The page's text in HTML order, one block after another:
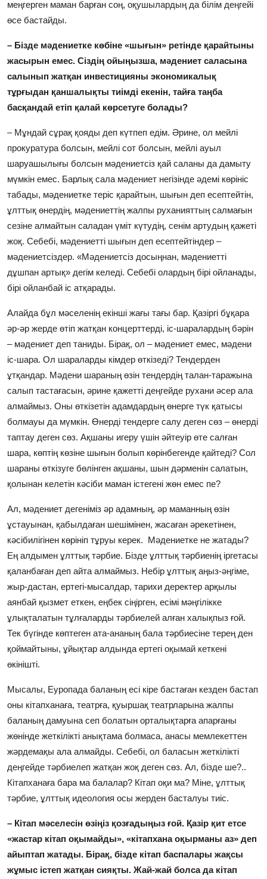
меңгерген маман барған соң, оқушылардың да білім деңгейі
өсе бастайды.
– Бізде мәдениетке көбіне «шығын» ретінде қарайтыны
жасырын емес. Сіздің ойыңызша, мәдениет саласына
салынып жатқан инвестицияны экономикалық
тұрғыдан қаншалықты тиімді екенін, тайға таңба
басқандай етіп қалай көрсетуге болады?
– Мұндай сұрақ қояды деп күтпеп едім. Әрине, ол мейлі
прокуратура болсын, мейлі сот болсын, мейлі ауыл
шаруашылығы болсын мәдениетсіз қай саланы да дамыту
мүмкін емес. Барлық сала мәдениет негізінде әдемі көрініс
табады, мәдениетке теріс қарайтын, шығын деп есептейтін,
ұлттық өнердің, мәдениеттің жалпы руханияттың салмағын
сезіне алмайтын саладан үміт күтудің, сенім артудың қажеті
жоқ. Себебі, мәдениетті шығын деп есептейтіндер –
мәдениетсіздер. «Мәдениетсіз досыңнан, мәдениетті
дұшпан артық» дегім келеді. Себебі олардың бірі ойланады,
бірі ойланбай іс атқарады.
Алайда бұл мәселенің екінші жағы тағы бар. Қазіргі бұқара
әр-әр жерде өтіп жатқан концерттерді, іс-шаралардың бәрін
– мәдениет деп таниды. Бірақ, ол – мәдениет емес, мәдени
іс-шара. Ол шараларды кімдер өткізеді? Тендерден
ұтқандар. Мәдени шараның өзін тендердің талан-таражына
салып тастағасын, әрине қажетті деңгейде рухани әсер ала
алмаймыз. Оны өткізетін адамдардың өнерге түк қатысы
болмауы да мүмкін. Өнерді тендерге салу деген сөз – өнерді
таптау деген сөз. Ақшаны игеру үшін әйтеуір өте салған
шара, көптің көзіне шығын болып көрінбегенде қайтеді? Сол
шараны өткізуге бөлінген ақшаны, шын дәрменін салатын,
қолынан келетін кәсіби маман істегені жөн емес пе?
Ал, мәдениет дегеніміз әр адамның, әр маманның өзін
ұстауынан, қабылдаған шешімінен, жасаған әрекетінен,
кәсібилігінен көрініп тұруы керек. Мәдениетке не жатады?
Ең алдымен ұлттық тәрбие. Бізде ұлттық тәрбиенің іргетасы
қаланбаған деп айта алмаймыз. Небір ұлттық аңыз-әңгіме,
жыр-дастан, ертегі-мысалдар, тарихи деректер арқылы
аянбай қызмет еткен, еңбек сіңірген, есімі мәңгілікке
ұлықталатын тұлғаларды тәрбиелей алған халықпыз ғой.
Тек бүгінде көптеген ата-ананың бала тәрбиесіне терең ден
қоймайтыны, ұйықтар алдында ертегі оқымай кеткені
өкінішті.
Мысалы, Еуропада баланың есі кіре бастаған кезден бастап
оны кітапханаға, театрға, қуыршақ театрларына жалпы
баланың дамуына сеп болатын орталықтарға апарғаны
жөнінде жеткілікті анықтама болмаса, анасы мемлекеттен
жәрдемақы ала алмайды. Себебі, ол баласын жеткілікті
деңгейде тәрбиелеп жатқан жоқ деген сөз. Ал, бізде ше?..
Кітапханаға бара ма балалар? Кітап оқи ма? Міне, ұлттық
тәрбие, ұлттық идеология осы жерден басталуы тиіс.
– Кітап мәселесін өзіңіз қозғадыңыз ғой. Қазір қит етсе
«жастар кітап оқымайды», «кітапхана оқырманы аз» деп
айыптап жатады. Бірақ, бізде кітап баспалары жақсы
жұмыс істеп жатқан сияқты. Жай-жай болса да кітап